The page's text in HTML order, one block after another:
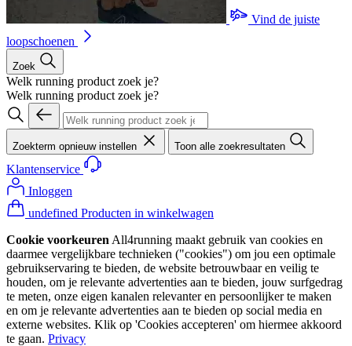
Vind de juiste
loopschoenen
Zoek
Welk running product zoek je?
Welk running product zoek je?
Zoekterm opnieuw instellen Toon alle zoekresultaten
Klantenservice
Inloggen
undefined Producten in winkelwagen
Cookie voorkeuren All4running maakt gebruik van cookies en
daarmee vergelijkbare technieken ("cookies") om jou een optimale
gebruikservaring te bieden, de website betrouwbaar en veilig te
houden, om je relevante advertenties aan te bieden, jouw surfgedrag
te meten, onze eigen kanalen relevanter en persoonlijker te maken
en om je relevante advertenties aan te bieden op social media en
externe websites. Klik op 'Cookies accepteren' om hiermee akkoord
te gaan. Privacy